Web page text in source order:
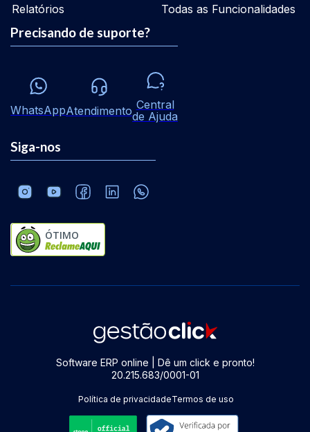
Relatórios
Todas as Funcionalidades
Precisando de suporte?
WhatsAppAtendimento Central
de Ajuda
Siga-nos
ÓTIMO
Software ERP online | Dê um click e pronto!
20.215.683/0001-01
Política de privacidadeTermos de uso